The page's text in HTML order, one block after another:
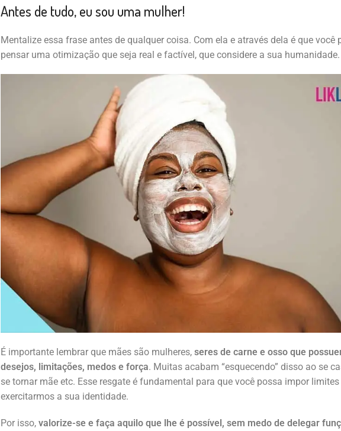
Antes de tudo, eu sou uma mulher!
Mentalize essa frase antes de qualquer coisa. Com ela e através dela é que você
pensar uma otimização que seja real e factível, que considere a sua humanidade.
É importante lembrar que mães são mulheres, seres de carne e osso que
desejos, limitações, medos e força. Muitas acabam “esquecendo” disso ao se
se tornar mãe etc. Esse resgate é fundamental para que você possa impor limites
exercitarmos a sua identidade.
Por isso, valorize-se e faça aquilo que lhe é possível, sem medo de delegar